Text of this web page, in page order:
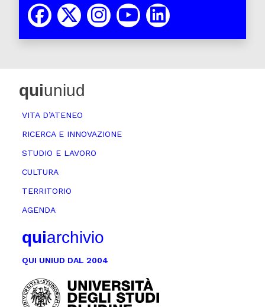
quiuniud
VITA D’ATENEO
RICERCA E INNOVAZIONE
STUDIO E LAVORO
CULTURA
TERRITORIO
AGENDA
quiarchivio
QUI UNIUD DAL 2004